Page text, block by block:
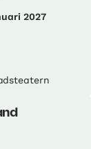
2027